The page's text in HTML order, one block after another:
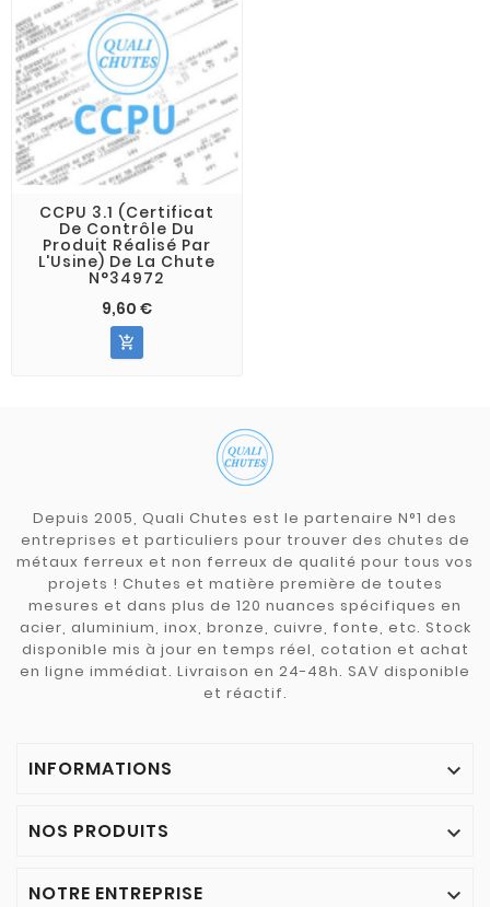
CCPU 3.1 (Certificat
De Contrôle Du
Produit Réalisé Par
L'Usine) De La Chute
N°34972
9,60 €

Depuis 2005, Quali Chutes est le partenaire N°1 des
entreprises et particuliers pour trouver des chutes de
métaux ferreux et non ferreux de qualité pour tous vos
projets ! Chutes et matière première de toutes
mesures et dans plus de 120 nuances spécifiques en
acier, aluminium, inox, bronze, cuivre, fonte, etc. Stock
disponible mis à jour en temps réel, cotation et achat
en ligne immédiat. Livraison en 24-48h. SAV disponible
et réactif.
INFORMATIONS 
NOS PRODUITS 
NOTRE ENTREPRISE 